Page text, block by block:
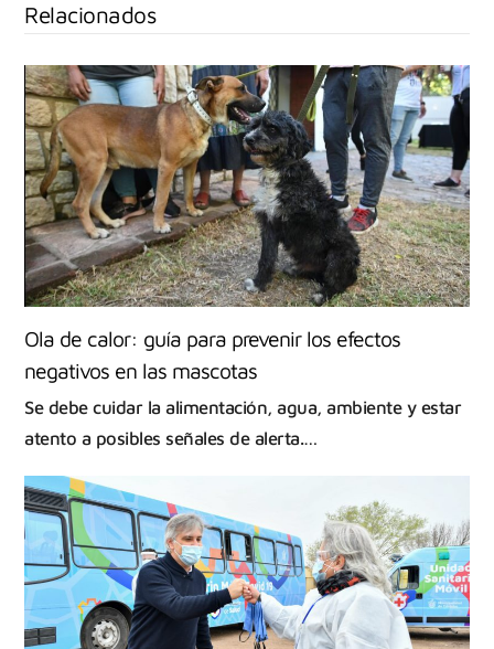
Relacionados
Ola de calor: guía para prevenir los efectos
negativos en las mascotas
Se debe cuidar la alimentación, agua, ambiente y estar
atento a posibles señales de alerta.…